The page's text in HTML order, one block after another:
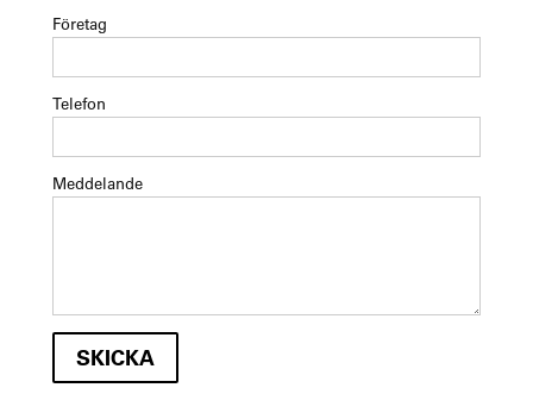
Företag
Telefon
Meddelande